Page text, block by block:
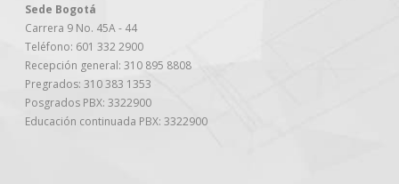
Sede Bogotá
Carrera 9 No. 45A - 44
Teléfono: 601 332 2900
Recepción general: 310 895 8808
Pregrados: 310 383 1353
Posgrados PBX: 3322900
Educación continuada PBX: 3322900